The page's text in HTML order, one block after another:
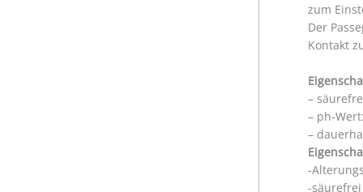
zum
Der
Kontakt
–
– ph-
–
-
-